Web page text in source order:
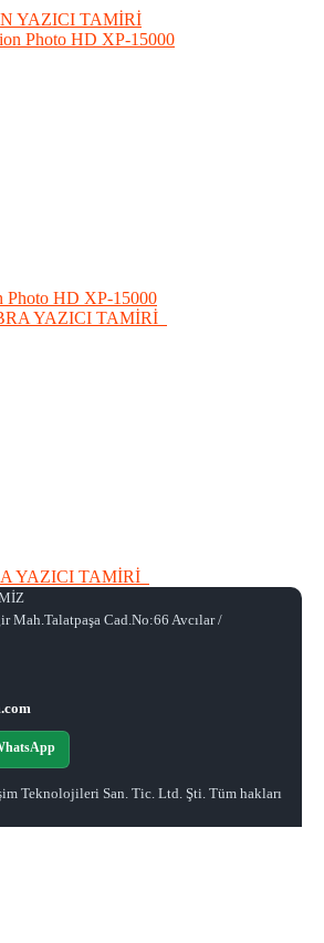
YAZICI TAMİRİ
Photo HD XP-15000
YAZICI TAMİRİ
Mah.Talatpaşa Cad.No:66 Avcılar /
Teknolojileri San. Tic. Ltd. Şti. Tüm hakları